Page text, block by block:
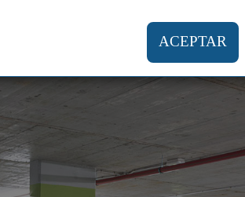
ACEPTAR